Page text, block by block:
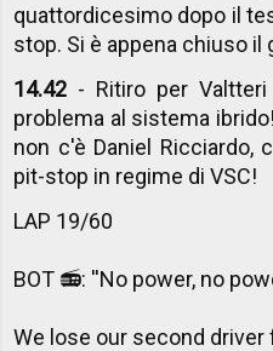
quattordicesimo dopo il
stop. Si è appena chiuso il
14.42 - Ritiro per
problema al sistema
non c'è Daniel
pit-stop in regime di VSC!
LAP 19/60
BOT 📻: ''No power, no
We lose our second